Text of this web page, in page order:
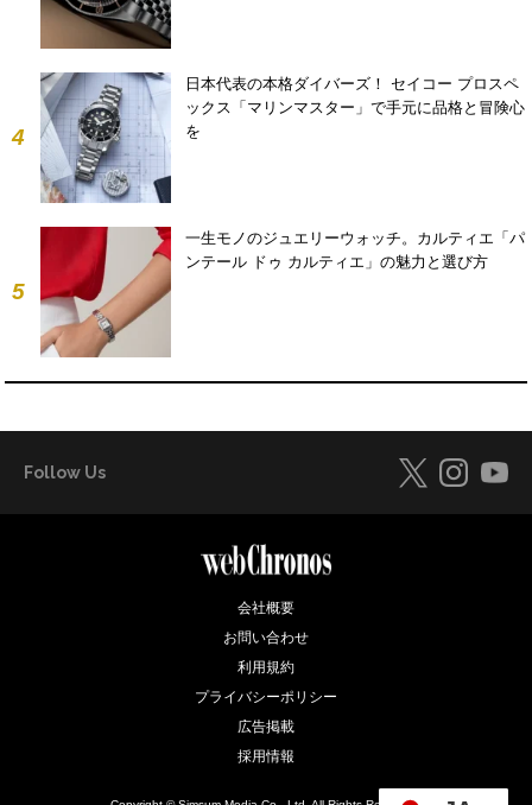
4
日本代表の本格ダイバーズ！ セイコー プロスペ
ックス「マリンマスター」で手元に品格と冒険心
を
5
一生モノのジュエリーウォッチ。カルティエ「パ
ンテール ドゥ カルティエ」の魅力と選び方
Follow Us
会社概要
お問い合わせ
利用規約
プライバシーポリシー
広告掲載
採用情報